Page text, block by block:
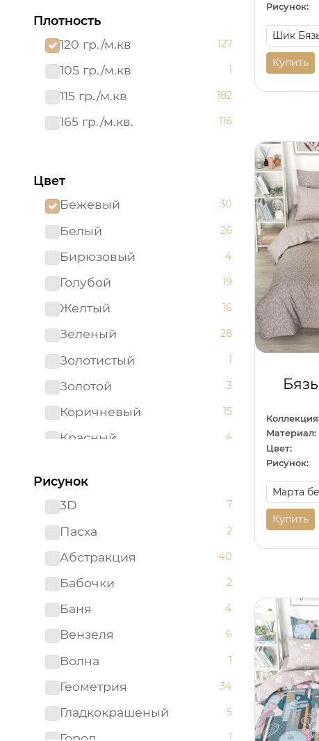
Плотность
120 гр./м.кв
127
105 гр./м.кв 1
115 гр./м.кв 182
165 гр./м.кв. 116
Цвет
Бежевый
30
Белый 26
Бирюзовый 4
Голубой 19
Желтый 16
Зеленый 28
Золотистый 1
Золотой 3
Коричневый 15
Красный 4
Мятный
Оранжевый
Розовый
Светло-бирюзовый
Серый
Синий
Сиреневый
Темно-синий
Фиолетовый
Черный
Рисунок
3D
7
Пасха 2
Абстракция 40
Бабочки 2
Баня 4
Вензеля 6
Волна 1
Геометрия 34
Гладкокрашеный 5
Город 1
Рисунок:
Купить
Материал:
Цвет:
Рисунок:
Купить